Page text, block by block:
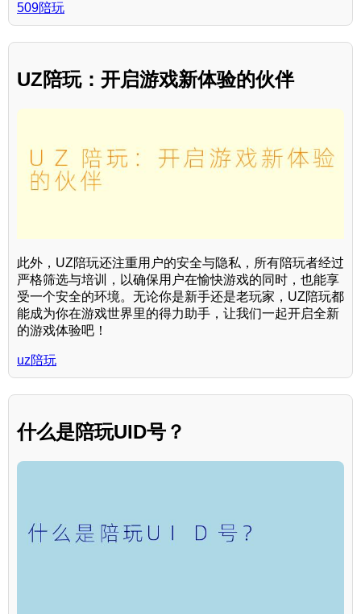
509陪玩
UZ陪玩：开启游戏新体验的伙伴
此外，UZ陪玩还注重用户的安全与隐私，所有陪玩者经过
严格筛选与培训，以确保用户在愉快游戏的同时，也能享
受一个安全的环境。无论你是新手还是老玩家，UZ陪玩都
能成为你在游戏世界里的得力助手，让我们一起开启全新
的游戏体验吧！
uz陪玩
什么是陪玩UID号？